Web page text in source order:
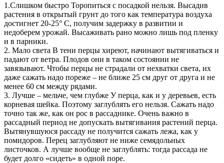
1.Слишком быстро Торопиться с посадкой нельзя. Высадив
растения в открытый грунт до того как температура воздуха
достигнет 20-25° С, получим задержку в развитии и
недоберем урожай. Высаживать рано можно лишь под пленку
и в парники.
2. Мало света В тени перцы хиреют, начинают вытягиваться и
падают от ветра. Плодов они в таком состоянии не
завязывают. Чтобы перцы не страдали от нехватки света, их
даже сажать надо пореже – не ближе 25 см друг от друга и не
менее 60 см между рядами.
3. Лучше – мельче, чем глубже У перца, как и у деревьев, есть
корневая шейка. Поэтому заглублять его нельзя. Сажать надо
точно так же, как он рос в рассаднике. Очень важно в
рассадный период не допускать вытягивания растений перца.
Вытянувшуюся рассаду не получится сажать лежа, как у
помидоров. Перец заглубляют не ниже семядольных
листочков. А лучше вообще не заглублять: тогда рассада не
будет долго «сидеть» в одной поре.